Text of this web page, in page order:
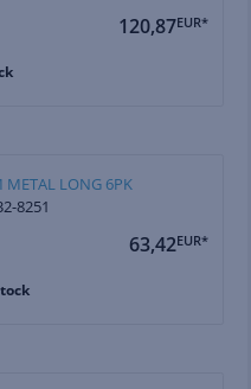
120,87EUR*
METAL LONG 6PK
8251
63,42EUR*